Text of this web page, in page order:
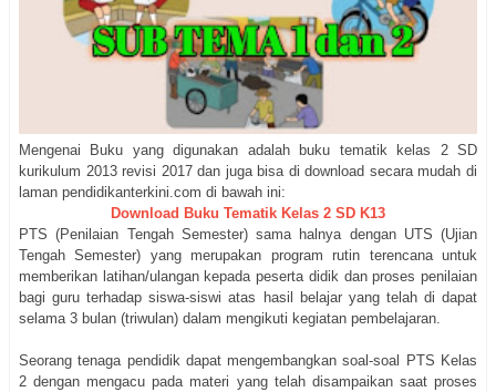
Mengenai Buku yang digunakan adalah buku tematik kelas 2 SD
kurikulum 2013 revisi 2017 dan juga bisa di download secara mudah di
laman pendidikanterkini.com di bawah ini:
Download Buku Tematik Kelas 2 SD K13
PTS (Penilaian Tengah Semester) sama halnya dengan UTS (Ujian
Tengah Semester) yang merupakan program rutin terencana untuk
memberikan latihan/ulangan kepada peserta didik dan proses penilaian
bagi guru terhadap siswa-siswi atas hasil belajar yang telah di dapat
selama 3 bulan (triwulan) dalam mengikuti kegiatan pembelajaran.
Seorang tenaga pendidik dapat mengembangkan soal-soal PTS Kelas
2 dengan mengacu pada materi yang telah disampaikan saat proses